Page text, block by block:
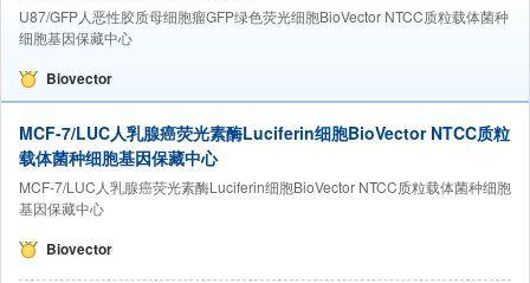
U87/GFP人恶性胶质母细胞瘤GFP绿色荧光细胞BioVector NTCC质粒载体菌种
细胞基因保藏中心
Biovector
MCF-7/LUC人乳腺癌荧光素酶Luciferin细胞BioVector NTCC质粒
载体菌种细胞基因保藏中心
MCF-7/LUC人乳腺癌荧光素酶Luciferin细胞BioVector NTCC质粒载体菌种细胞
基因保藏中心
Biovector